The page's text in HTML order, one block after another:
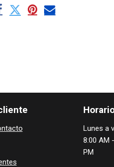
Lunes a
8:00 AM
PM